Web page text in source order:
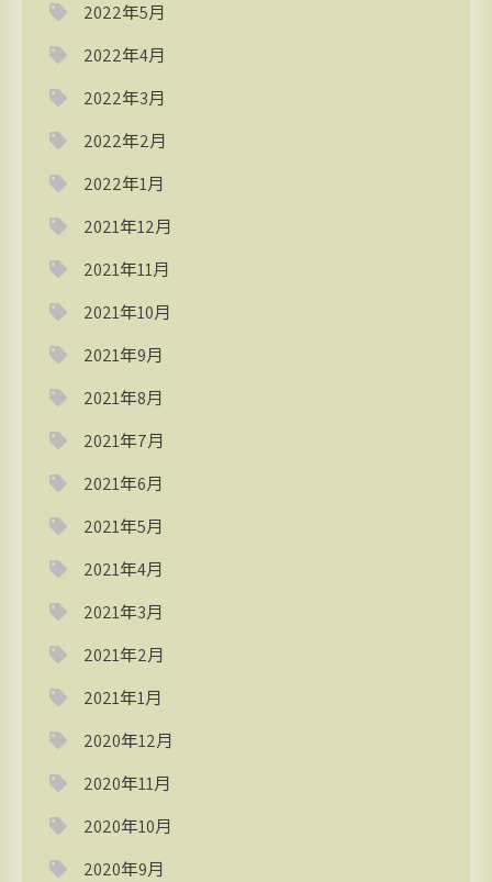
2022年5月
2022年4月
2022年3月
2022年2月
2022年1月
2021年12月
2021年11月
2021年10月
2021年9月
2021年8月
2021年7月
2021年6月
2021年5月
2021年4月
2021年3月
2021年2月
2021年1月
2020年12月
2020年11月
2020年10月
2020年9月